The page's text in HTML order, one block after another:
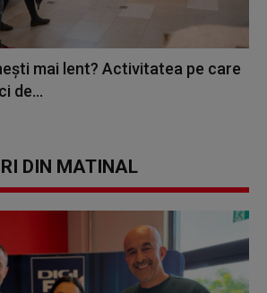
mai lent? Activitatea pe care
de...
DIN MATINAL